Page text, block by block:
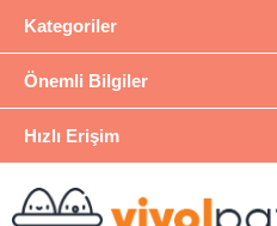
Kategoriler
Önemli Bilgiler
Hızlı Erişim